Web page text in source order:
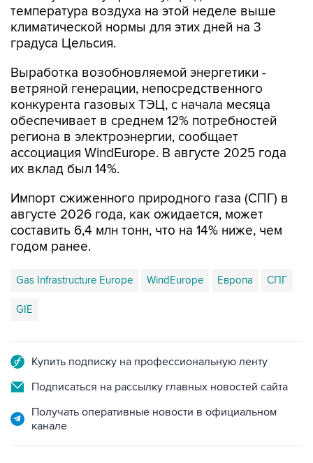
температура воздуха на этой неделе выше
климатической нормы для этих дней на 3
градуса Цельсия.
Выработка возобновляемой энергетики -
ветряной генерации, непосредственного
конкурента газовых ТЭЦ, с начала месяца
обеспечивает в среднем 12% потребностей
региона в электроэнергии, сообщает
ассоциация WindEurope. В августе 2025 года
их вклад был 14%.
Импорт сжиженного природного газа (СПГ) в
августе 2026 года, как ожидается, может
составить 6,4 млн тонн, что на 14% ниже, чем
годом ранее.
Gas Infrastructure Europe WindEurope Европа СПГ
GIE
Купить подписку на профессиональную ленту
Подписаться на рассылку главных новостей сайта
Получать оперативные новости в официальном
канале